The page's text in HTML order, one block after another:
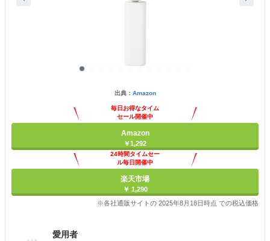
出典： Amazon
毎日お得なタイム
セール開催中
Amazon
￥1,292
24時間タイムセー
ル毎日開催中
楽天市場
￥ 1,290
※各社通販サイトの 2025年8月18日時点 での税込価格
愛用者